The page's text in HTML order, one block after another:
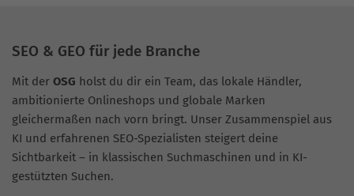
SEO & GEO für jede Branche
Mit der OSG holst du dir ein Team, das lokale Händler,
ambitionierte Onlineshops und globale Marken
gleichermaßen nach vorn bringt. Unser Zusammenspiel aus
KI und erfahrenen SEO-Spezialisten steigert deine
Sichtbarkeit – in klassischen Suchmaschinen und in KI-
gestützten Suchen.